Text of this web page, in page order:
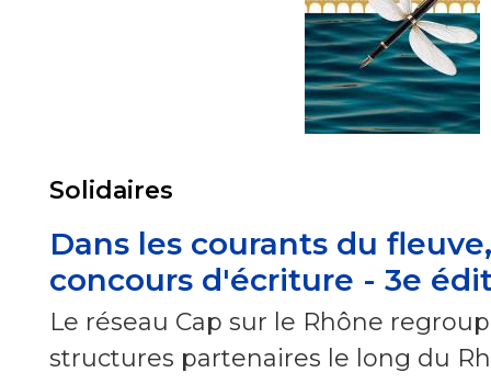
Solidaires
Dans les courants du
concours d'écriture - 3e
Le réseau Cap sur le Rhône
structures partenaires le long du